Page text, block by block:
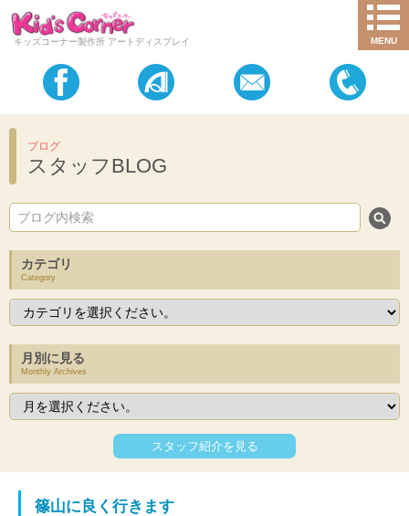
キッズコーナー製作所 アートディスプレイ MENU
ブログ
スタッフBLOG
カテゴリ
Category
月別に見る
Monthly Archives
スタッフ紹介を見る
篠山に良く行きます